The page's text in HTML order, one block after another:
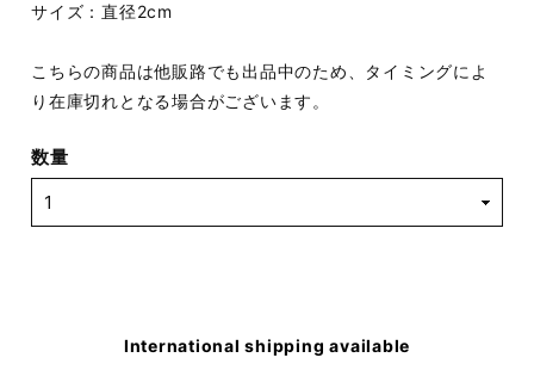
サイズ：直径2cm
こちらの商品は他販路でも出品中のため、タイミングによ
り在庫切れとなる場合がございます。
数量
International shipping available